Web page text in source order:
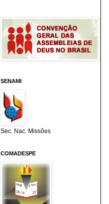
SENAMI
Sec. Nac. Missões
COMADESPE